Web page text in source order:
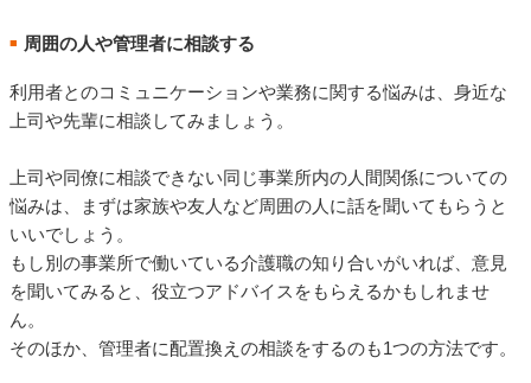
■ 周囲の人や管理者に相談する
利用者とのコミュニケーションや業務に関する悩みは、身近な
上司や先輩に相談してみましょう。
上司や同僚に相談できない同じ事業所内の人間関係についての
悩みは、まずは家族や友人など周囲の人に話を聞いてもらうと
いいでしょう。
もし別の事業所で働いている介護職の知り合いがいれば、意見
を聞いてみると、役立つアドバイスをもらえるかもしれませ
ん。
そのほか、管理者に配置換えの相談をするのも1つの方法です。